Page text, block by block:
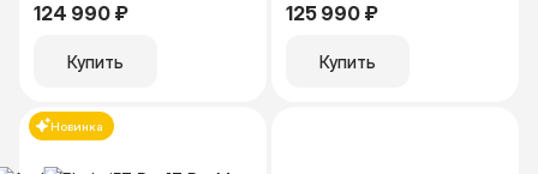
124 990 ₽
Купить
125 990 ₽
Купить
Новинка